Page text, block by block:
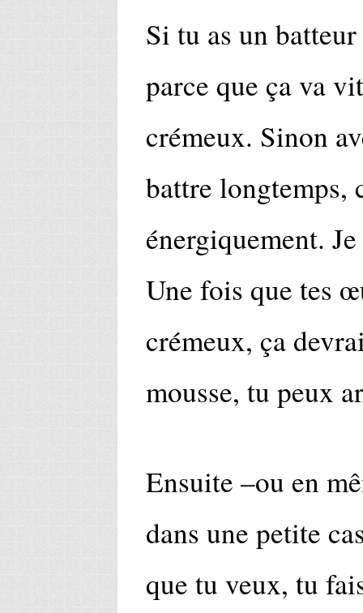
Si tu as un
parce que ça va
crémeux. Sinon
battre longtemps,
énergiquement.
Une fois que tes
crémeux, ça
mousse, tu peux
Ensuite –ou en
dans une petite
que tu veux, tu